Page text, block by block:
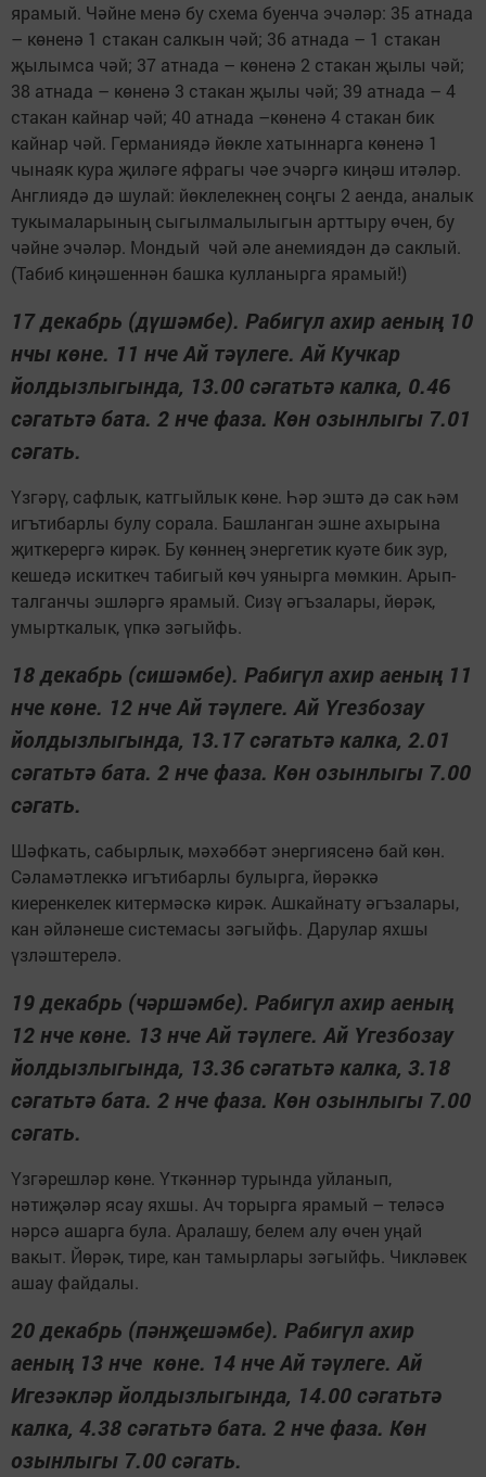
ярамый. Чәйне менә бу схема буенча эчәләр: 35 атнада
– көненә 1 стакан салкын чәй; 36 атнада – 1 стакан
җылымса чәй; 37 атнада – көненә 2 стакан җылы чәй;
38 атнада – көненә 3 стакан җылы чәй; 39 атнада – 4
стакан кайнар чәй; 40 атнада –көненә 4 стакан бик
кайнар чәй. Германиядә йөкле хатыннарга көненә 1
чынаяк кура җиләге яфрагы чәе эчәргә киңәш итәләр.
Англиядә дә шулай: йөклелекнең соңгы 2 аенда, аналык
тукымаларының сыгылмалылыгын арттыру өчен, бу
чәйне эчәләр. Мондый чәй әле анемиядән дә саклый.
(Табиб киңәшеннән башка кулланырга ярамый!)
17 декабрь (дүшәмбе). Рабигүл ахир аеның 10
нчы көне. 11 нче Ай тәүлеге. Ай Кучкар
йолдызлыгында, 13.00 сәгатьтә калка, 0.46
сәгатьтә бата. 2 нче фаза. Көн озынлыгы 7.01
сәгать.
Үзгәрү, сафлык, катгыйлык көне. Һәр эштә дә сак һәм
игътибарлы булу сорала. Башланган эшне ахырына
җиткерергә кирәк. Бу көннең энергетик куәте бик зур,
кешедә искиткеч табигый көч уянырга мөмкин. Арып-
талганчы эшләргә ярамый. Сизү әгъзалары, йөрәк,
умырткалык, үпкә зәгыйфь.
18 декабрь (сишәмбе). Рабигүл ахир аеның 11
нче көне. 12 нче Ай тәүлеге. Ай Үгезбозау
йолдызлыгында, 13.17 сәгатьтә калка, 2.01
сәгатьтә бата. 2 нче фаза. Көн озынлыгы 7.00
сәгать.
Шәфкать, сабырлык, мәхәббәт энергиясенә бай көн.
Сәламәтлеккә игътибарлы булырга, йөрәккә
киеренкелек китермәскә кирәк. Ашкайнату әгъзалары,
кан әйләнеше системасы зәгыйфь. Дарулар яхшы
үзләштерелә.
19 декабрь (чәршәмбе). Рабигүл ахир аеның
12 нче көне. 13 нче Ай тәүлеге. Ай Үгезбозау
йолдызлыгында, 13.36 сәгатьтә калка, 3.18
сәгатьтә бата. 2 нче фаза. Көн озынлыгы 7.00
сәгать.
Үзгәрешләр көне. Үткәннәр турында уйланып,
нәтиҗәләр ясау яхшы. Ач торырга ярамый – теләсә
нәрсә ашарга була. Аралашу, белем алу өчен уңай
вакыт. Йөрәк, тире, кан тамырлары зәгыйфь. Чикләвек
ашау файдалы.
20 декабрь (пәнҗешәмбе). Рабигүл ахир
аеның 13 нче көне. 14 нче Ай тәүлеге. Ай
Игезәкләр йолдызлыгында, 14.00 сәгатьтә
калка, 4.38 сәгатьтә бата. 2 нче фаза. Көн
озынлыгы 7.00 сәгать.